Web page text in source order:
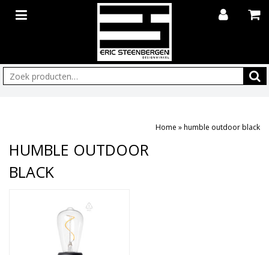
Zoeken:
Home »humble outdoor black
HUMBLE OUTDOOR
BLACK